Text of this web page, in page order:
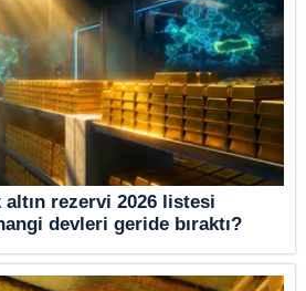
altın rezervi 2026 listesi
devleri geride bıraktı?